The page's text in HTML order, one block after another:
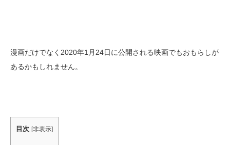
漫画だけでなく2020年1月24日に公開される映画でもおもらしが
あるかもしれません。
目次 [非表示]